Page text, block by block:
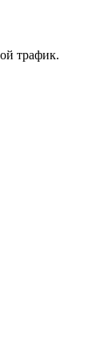
трафик.